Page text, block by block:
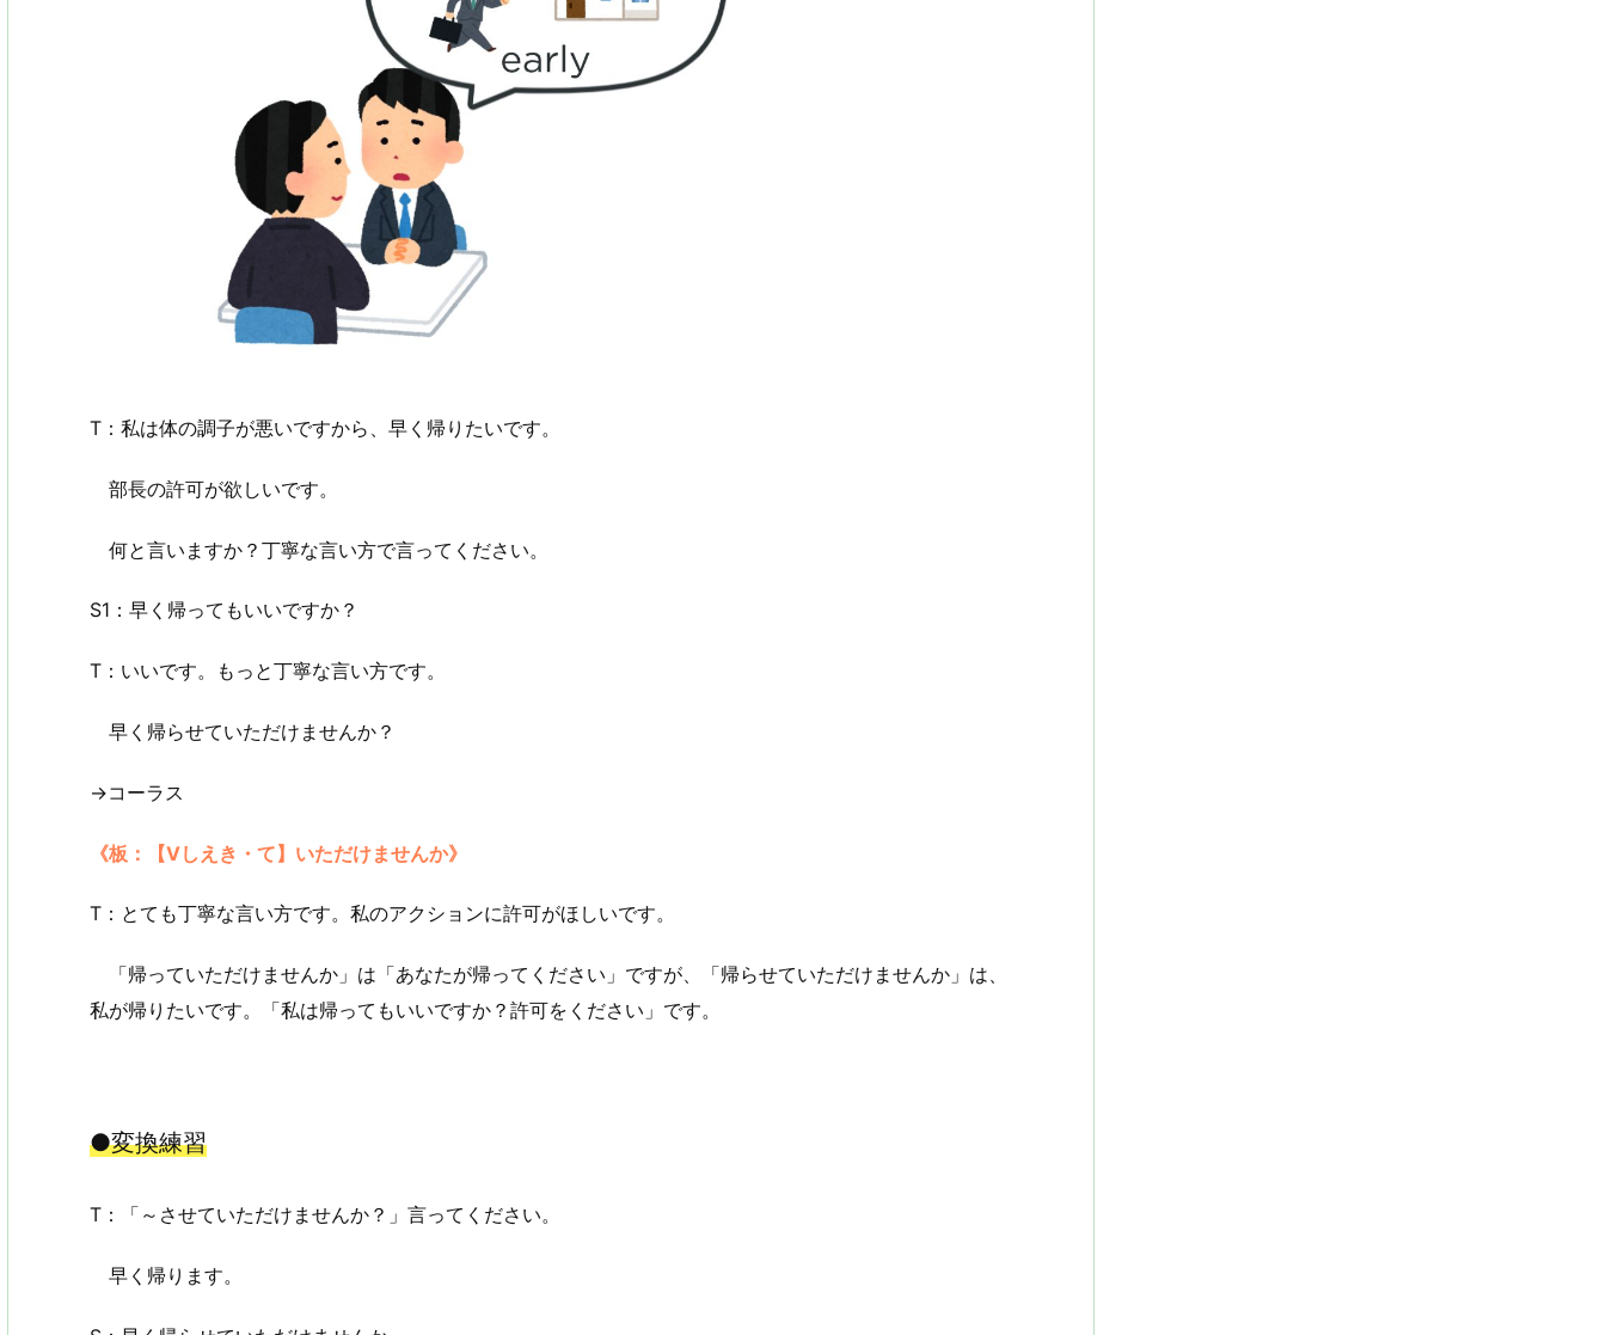
T：私は体の調子が悪いですから、早く帰りたいです。
部長の許可が欲しいです。
何と言いますか？丁寧な言い方で言ってください。
S1：早く帰ってもいいですか？
T：いいです。もっと丁寧な言い方です。
早く帰らせていただけませんか？
→コーラス
《板：【Vしえき・て】いただけませんか》
T：とても丁寧な言い方です。私のアクションに許可がほしいです。
「帰っていただけませんか」は「あなたが帰ってください」ですが、「帰らせていただけませんか」は、
私が帰りたいです。「私は帰ってもいいですか？許可をください」です。
●変換練習
T：「～させていただけませんか？」言ってください。
早く帰ります。